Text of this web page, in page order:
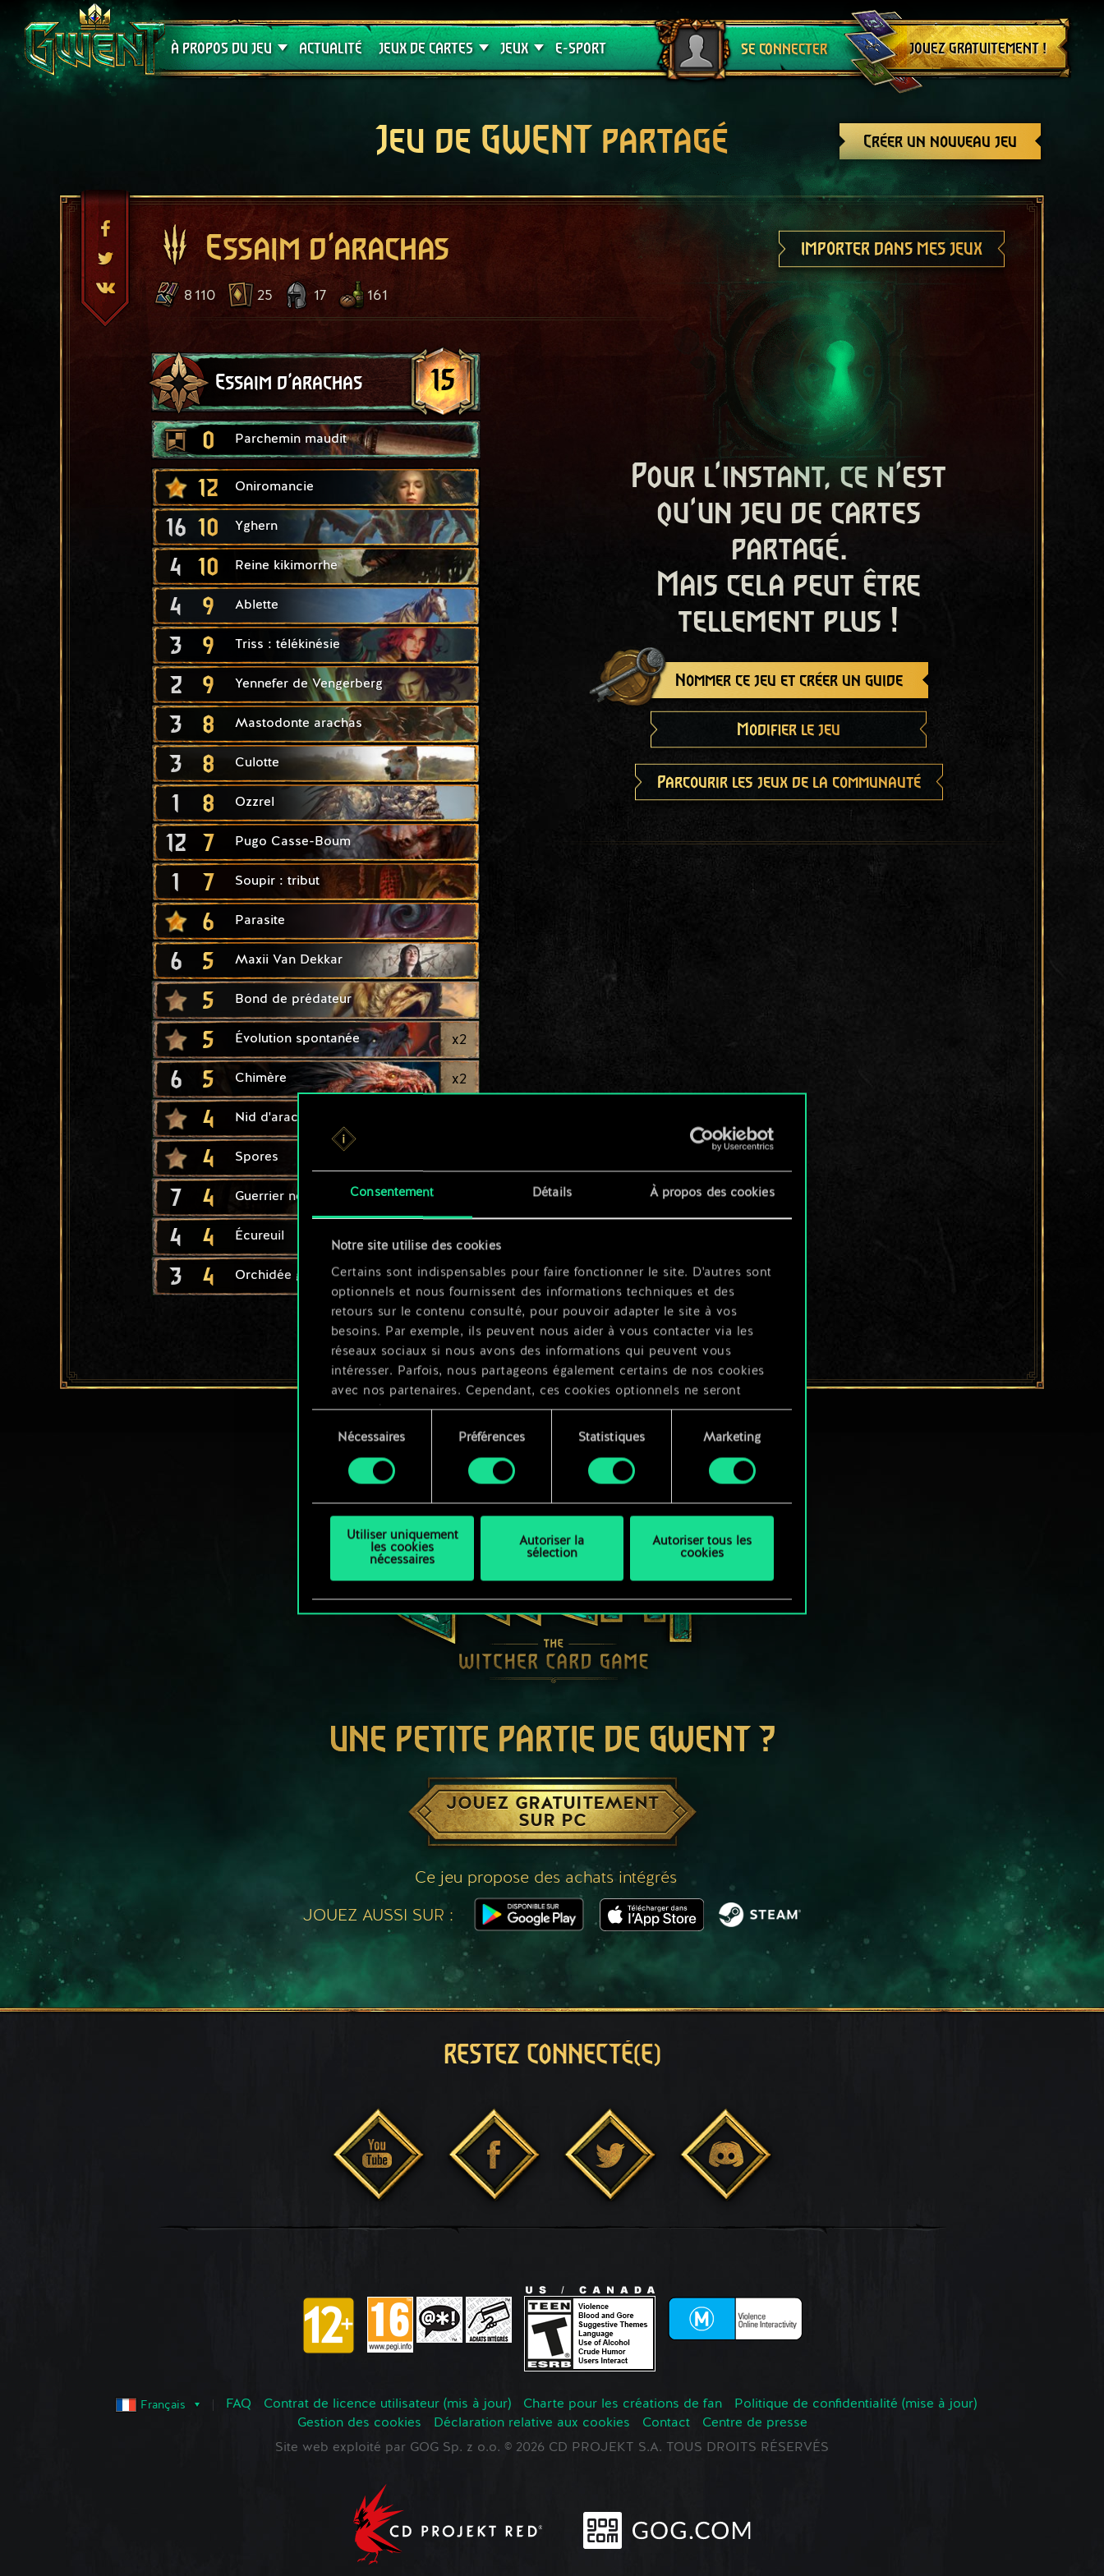
Consentement Détails À propos des cookies
Notre site utilise des cookies
Certains sont indispensables pour faire fonctionner le site. D'autres sont
optionnels et nous fournissent des informations techniques et des
retours sur le contenu consulté, pour pouvoir adapter le site à vos
besoins. Par exemple, ils peuvent nous aider à vous contacter via les
réseaux sociaux si nous avons des informations qui peuvent vous
intéresser. Parfois, nous partageons également certains de nos cookies
avec nos partenaires. Cependant, ces cookies optionnels ne seront
appliqués qu'avec votre permission.
et modifier vos préférences dans le menu "Paramètres" ci-dessous.
consentement
Nécessaires Préférences Statistiques Marketing
Utiliser uniquement
les cookies
nécessaires
Autoriser la
sélection
Autoriser tous les
cookies
À PROPOS DU JEU
Assistance
ACTUALITÉ JEUX DE CARTES
Crimson Curse
JEUX
Guides de jeux
E-SPORT SE CONNECTER
Se déconnecter
JOUEZ GRATUITEMENT !
Créer un nouveau jeu
Jeu de GWENT partagé
Essaim d'arachas IMPORTER DANS MES JEUX
8 110 25 17 161
Essaim d'arachas 15
0 Parchemin maudit
12 Oniromancie
16 10 Yghern
4 10 Reine kikimorrhe
4 9 Ablette
3 9 Triss : télékinésie
2 9 Yennefer de Vengerberg
3 8 Mastodonte arachas
3 8 Culotte
1 8 Ozzrel
12 7 Pugo Casse-Boum
1 7 Soupir : tribut
6 Parasite
6 5 Maxii Van Dekkar
5 Bond de prédateur
5 Évolution spontanée x2
6 5 Chimère x2
4 Nid d'arachas
4 Spores
7 4 Guerrier nekker
4 4 Écureuil
3 4 Orchidée gobe-homme
Pour l'instant, ce n'est
qu'un jeu de cartes
partagé.
Mais cela peut être
tellement plus !
Nommer ce jeu et créer un guide
Modifier le jeu
Parcourir les jeux de la communauté
UNE PETITE PARTIE DE GWENT ?
JOUEZ GRATUITEMENT
SUR PC
Ce jeu propose des achats intégrés
JOUEZ AUSSI SUR :
RESTEZ CONNECTÉ(E)
Français FAQ Contrat de licence utilisateur (mis à jour) Charte pour les créations de fan
Politique de confidentialité (mise à jour)
Gestion des cookies
Déclaration relative aux cookies Contact
Centre de presse
Site web exploité par GOG Sp. z o.o. © 2026 CD PROJEKT S.A. TOUS DROITS RÉSERVÉS